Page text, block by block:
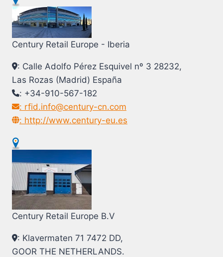
Century Retail Europe - Iberia
: Calle Adolfo Pérez Esquivel nº 3 28232,
Las Rozas (Madrid) España
: +34-910-567-182
: rfid.info@century-cn.com
: http://www.century-eu.es
Century Retail Europe B.V
: Klavermaten 71 7472 DD,
GOOR THE NETHERLANDS.